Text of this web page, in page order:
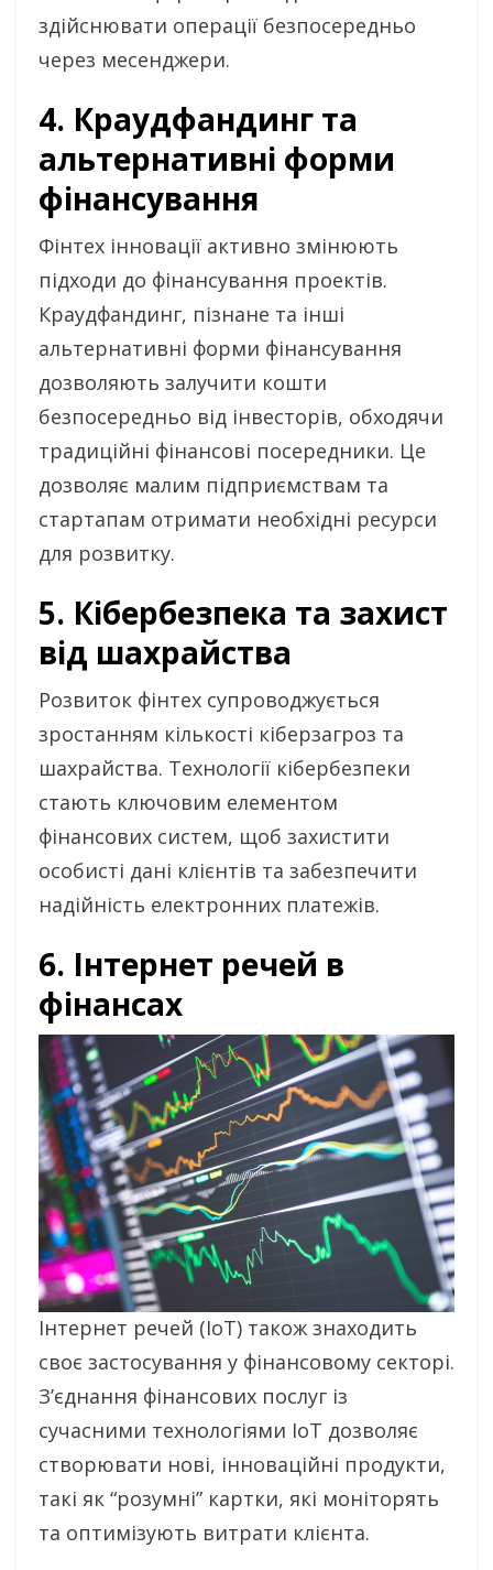
здійснювати операції безпосередньо
через месенджери.
4. Краудфандинг та
альтернативні форми
фінансування
Фінтех інновації активно змінюють
підходи до фінансування проектів.
Краудфандинг, пізнане та інші
альтернативні форми фінансування
дозволяють залучити кошти
безпосередньо від інвесторів, обходячи
традиційні фінансові посередники. Це
дозволяє малим підприємствам та
стартапам отримати необхідні ресурси
для розвитку.
5. Кібербезпека та захист
від шахрайства
Розвиток фінтех супроводжується
зростанням кількості кіберзагроз та
шахрайства. Технології кібербезпеки
стають ключовим елементом
фінансових систем, щоб захистити
особисті дані клієнтів та забезпечити
надійність електронних платежів.
6. Інтернет речей в
фінансах
Інтернет речей (IoT) також знаходить
своє застосування у фінансовому секторі.
З’єднання фінансових послуг із
сучасними технологіями IoT дозволяє
створювати нові, інноваційні продукти,
такі як “розумні” картки, які моніторять
та оптимізують витрати клієнта.